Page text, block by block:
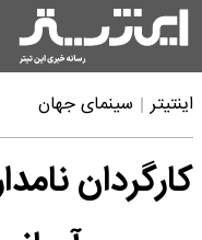
اینتیتر سینمای جهان
کارگردان